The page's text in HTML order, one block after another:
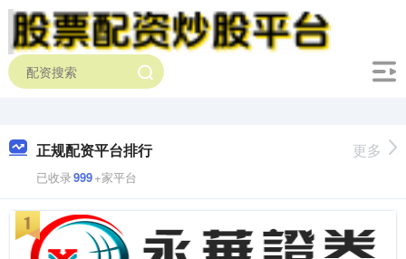
正规配资平台排行
已收录999+家平台
更多